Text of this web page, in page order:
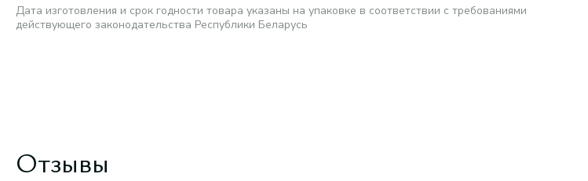
Дата изготовления и срок годности товара указаны на упаковке в соответствии с требованиями
действующего законодательства Республики Беларусь
Отзывы